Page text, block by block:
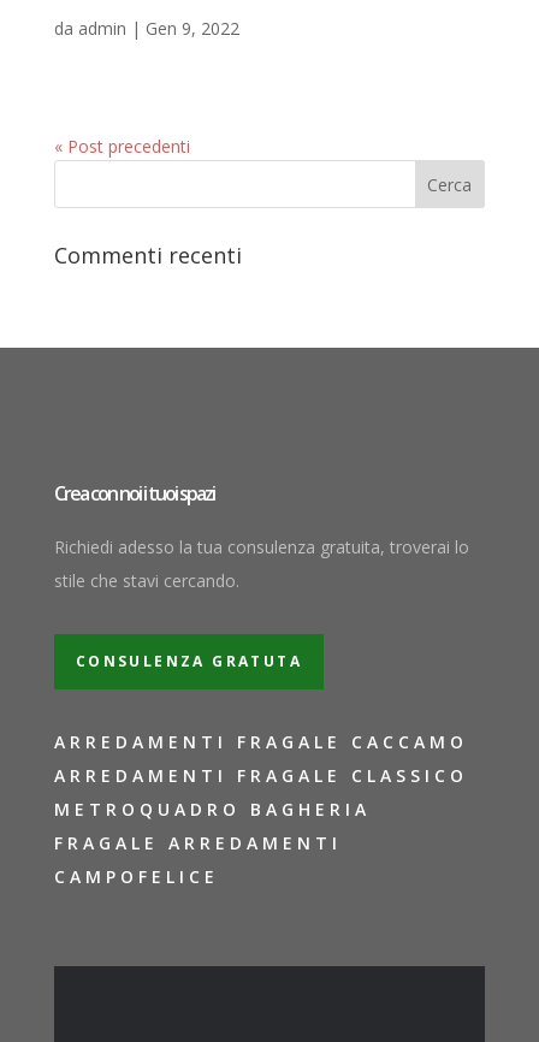
da admin | Gen 9, 2022
« Post precedenti
Commenti recenti
Crea con noi i tuoi spazi
Richiedi adesso la tua consulenza gratuita, troverai lo
stile che stavi cercando.
CONSULENZA GRATUTA
ARREDAMENTI FRAGALE CACCAMO
ARREDAMENTI FRAGALE CLASSICO
METROQUADRO BAGHERIA
FRAGALE ARREDAMENTI
CAMPOFELICE